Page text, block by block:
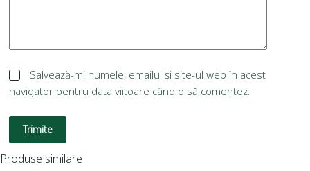
Salvează-mi numele, emailul și site-ul web în acest
navigator pentru data viitoare când o să comentez.
Trimite
Produse similare